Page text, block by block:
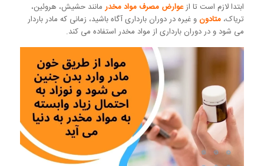
ابتدا لازم است تا ازعوارض مصرف مواد مخدرمانند حشیش، هروئین،
تریاک، متادون و غیره در دوران بارداری آگاه باشید، زمانی که مادر باردار
می شود و در دوران بارداری از مواد مخدر استفاده می کند.